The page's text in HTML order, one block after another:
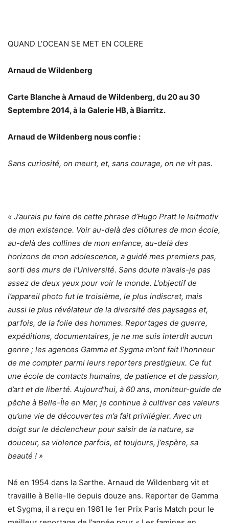
QUAND L’OCEAN SE MET EN COLERE
Arnaud de Wildenberg
Carte Blanche à Arnaud de Wildenberg, du 20 au 30
Septembre 2014, à la Galerie HB, à Biarritz.
Arnaud de Wildenberg nous confie :
Sans curiosité, on meurt, et, sans courage, on ne vit pas.
« J’aurais pu faire de cette phrase d’Hugo Pratt le leitmotiv
de mon existence. Voir au-delà des clôtures de mon école,
au-delà des collines de mon enfance, au-delà des
horizons de mon adolescence, a guidé mes premiers pas,
sorti des murs de l’Université. Sans doute n’avais-je pas
assez de deux yeux pour voir le monde. L’objectif de
l’appareil photo fut le troisième, le plus indiscret, mais
aussi le plus révélateur de la diversité des paysages et,
parfois, de la folie des hommes. Reportages de guerre,
expéditions, documentaires, je ne me suis interdit aucun
genre ; les agences Gamma et Sygma m’ont fait l’honneur
de me compter parmi leurs reporters prestigieux. Ce fut
une école de contacts humains, de patience et de passion,
d’art et de liberté. Aujourd’hui, à 60 ans, moniteur-guide de
pêche à Belle-Île en Mer, je continue à cultiver ces valeurs
qu’une vie de découvertes m’a fait privilégier. Avec un
doigt sur le déclencheur pour saisir de la nature, sa
douceur, sa violence parfois, et toujours, j’espère, sa
beauté ! »
Né en 1954 dans la Sarthe. Arnaud de Wildenberg vit et
travaille à Belle-Ile depuis douze ans. Reporter de Gamma
et Sygma, il a reçu en 1981 le 1er Prix Paris Match pour le